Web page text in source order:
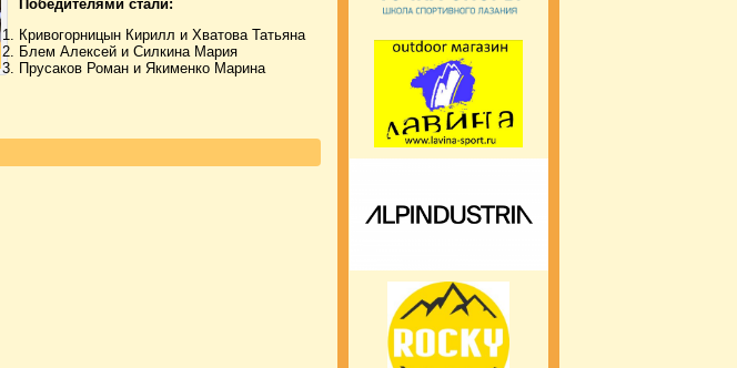
Победителями стали:
Кривогорницын Кирилл и Хватова Татьяна
Блем Алексей и Силкина Мария
Прусаков Роман и Якименко Марина